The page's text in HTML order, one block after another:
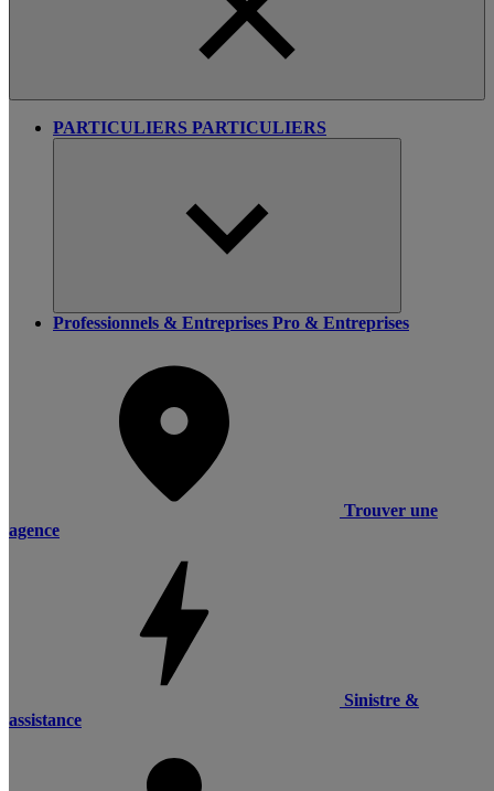
PARTICULIERS PARTICULIERS
Professionnels & Entreprises Pro & Entreprises
Trouver une
agence
Sinistre &
assistance